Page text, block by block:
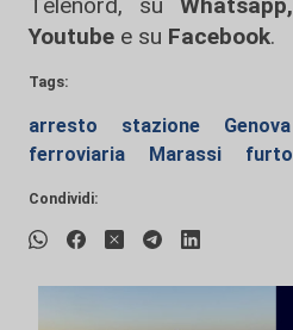
Youtube e su Facebook.
Tags:
arresto stazione Genova
ferroviaria
Marassi furto
Condividi: